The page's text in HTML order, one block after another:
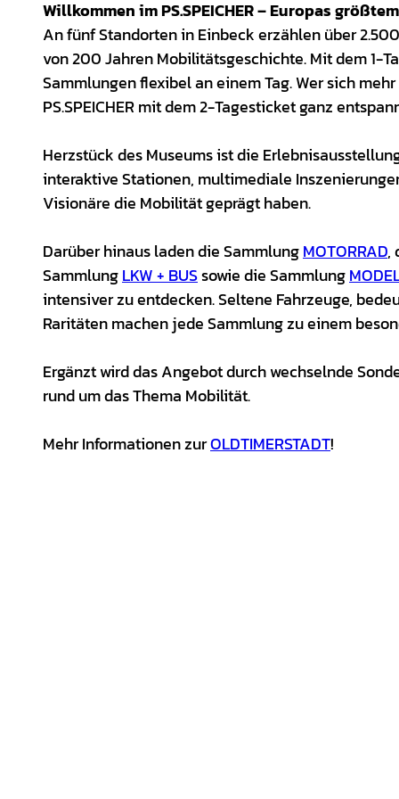
Willkommen im PS.SPEICHER – Europas
An fünf Standorten in Einbeck erzählen über
von 200 Jahren Mobilitätsgeschichte. Mit dem 1-
Sammlungen flexibel an einem Tag. Wer sich
PS.SPEICHER mit dem 2-Tagesticket ganz
Herzstück des Museums ist die
interaktive Stationen, multimediale
Visionäre die Mobilität geprägt haben.
Darüber hinaus laden die SammlungMOTORRAD,
SammlungLKW + BUSsowie die Sammlung
intensiver zu entdecken. Seltene Fahrzeuge,
Raritäten machen jede Sammlung zu einem
Ergänzt wird das Angebot durch wechselnde
rund um das Thema Mobilität.
Mehr Informationen zurOLDTIMERSTADT!